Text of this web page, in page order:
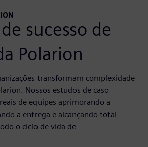
sucesso de
Polarion
transformam complexidade
Nossos estudos de caso
de equipes aprimorando a
a entrega e alcançando total
o ciclo de vida de